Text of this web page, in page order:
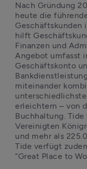
Nach Gründung
heute die
Geschäftskunden
hilft
Finanzen und
Angebot umfasst
Geschäftskonto
miteinander
erleichtern – von
Buchhaltung.
Vereinigten
und mehr als
Tide verfügt
“Great Place to